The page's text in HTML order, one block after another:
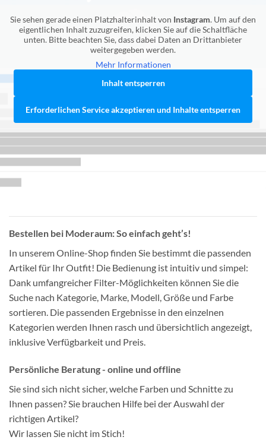
Sie sehen gerade einen Platzhalterinhalt von Instagram. Um auf den
eigentlichen Inhalt zuzugreifen, klicken Sie auf die Schaltfläche
unten. Bitte beachten Sie, dass dabei Daten an Drittanbieter
weitergegeben werden.
Mehr Informationen
Inhalt entsperren
Erforderlichen Service akzeptieren und Inhalte entsperren
Bestellen bei Moderaum: So einfach geht’s!
In unserem Online-Shop finden Sie bestimmt die passenden
Artikel für Ihr Outfit! Die Bedienung ist intuitiv und simpel:
Dank umfangreicher Filter-Möglichkeiten können Sie die
Suche nach Kategorie, Marke, Modell, Größe und Farbe
sortieren. Die passenden Ergebnisse in den einzelnen
Kategorien werden Ihnen rasch und übersichtlich angezeigt,
inklusive Verfügbarkeit und Preis.
Persönliche Beratung - online und offline
Sie sind sich nicht sicher, welche Farben und Schnitte zu
Ihnen passen? Sie brauchen Hilfe bei der Auswahl der
richtigen Artikel?
Wir lassen Sie nicht im Stich!